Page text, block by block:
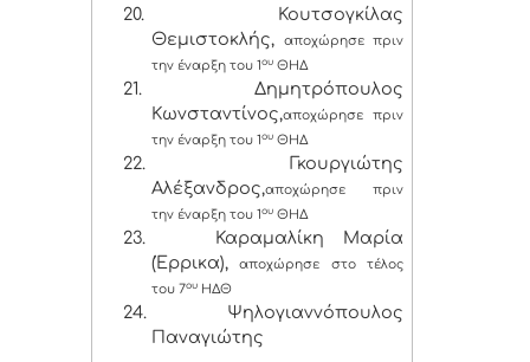
20.
Κουτσογκίλας
Θεμιστοκλής, αποχώρησε πριν
την έναρξη του 1ου ΘΗΔ
21.
Δημητρόπουλος
Κωνσταντίνος,αποχώρησε πριν
την έναρξη του 1ου ΘΗΔ
22.
Γκουργιώτης
Αλέξανδρος,αποχώρησε πριν
την έναρξη του 1ου ΘΗΔ
23.
Καραμαλίκη Μαρία
(Έρρικα), αποχώρησε στο τέλος
του 7ου ΗΔΘ
24.
Ψηλογιαννόπουλος
Παναγιώτης